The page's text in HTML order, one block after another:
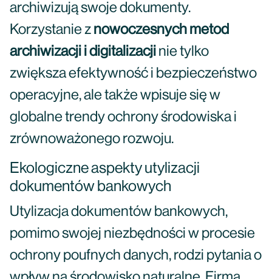
archiwizują swoje dokumenty.
Korzystanie z nowoczesnych metod
archiwizacji i digitalizacji nie tylko
zwiększa efektywność i bezpieczeństwo
operacyjne, ale także wpisuje się w
globalne trendy ochrony środowiska i
zrównoważonego rozwoju.
Ekologiczne aspekty utylizacji
dokumentów bankowych
Utylizacja dokumentów bankowych,
pomimo swojej niezbędności w procesie
ochrony poufnych danych, rodzi pytania o